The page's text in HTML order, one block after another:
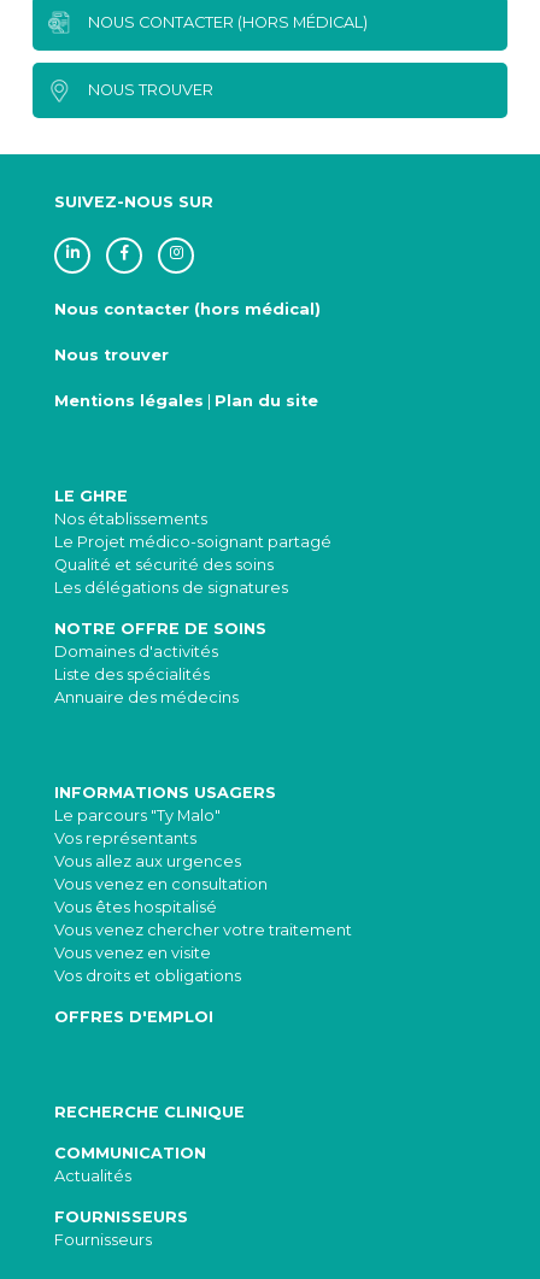
NOUS CONTACTER (HORS MÉDICAL)
NOUS TROUVER
SUIVEZ-NOUS SUR
Nous contacter (hors médical)
Nous trouver
Mentions légales | Plan du site
LE GHRE
Nos établissements
Le Projet médico-soignant partagé
Qualité et sécurité des soins
Les délégations de signatures
NOTRE OFFRE DE SOINS
Domaines d'activités
Liste des spécialités
Annuaire des médecins
INFORMATIONS USAGERS
Le parcours "Ty Malo"
Vos représentants
Vous allez aux urgences
Vous venez en consultation
Vous êtes hospitalisé
Vous venez chercher votre traitement
Vous venez en visite
Vos droits et obligations
OFFRES D'EMPLOI
RECHERCHE CLINIQUE
COMMUNICATION
Actualités
FOURNISSEURS
Fournisseurs